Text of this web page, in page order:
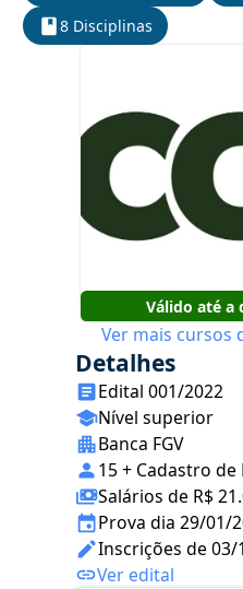
8 Disciplinas
Válido até a
Ver mais cursos
Detalhes
Edital 001/2022
Nível superior
Banca FGV
15 + Cadastro de
Salários de R$
Prova dia 29/01/
Inscrições de 03/
Ver edital